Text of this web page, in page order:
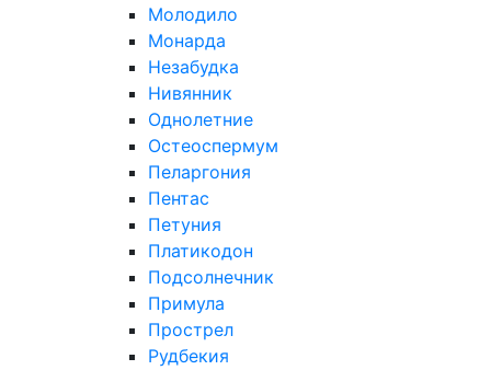
Молодило
Монарда
Незабудка
Нивянник
Однолетние
Остеоспермум
Пеларгония
Пентас
Петуния
Платикодон
Подсолнечник
Примула
Прострел
Рудбекия